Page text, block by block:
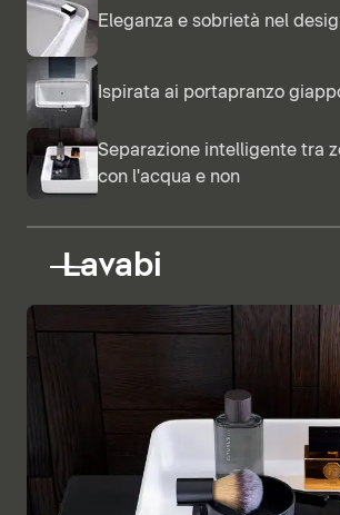
Eleganza e sobrietà nel
Ispirata ai portapranzo
Separazione intelligente tra
con l'acqua e non
Lavabi